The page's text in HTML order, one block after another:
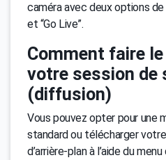
caméra avec deux options de
et “Go Live”.
Comment faire
votre session de
(diffusion)
Vous pouvez opter pour une
standard ou télécharger
d’arrière-plan à l’aide du